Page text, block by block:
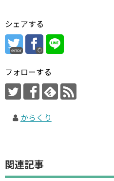
シェアする
error
フォローする
からくり
関連記事